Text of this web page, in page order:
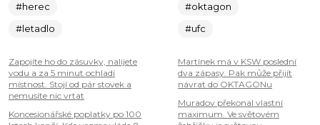
#herec
#letadlo
Zapojíte ho do zásuvky, nalijete
vodu a za 5 minut ochladí
místnost. Stojí od pár stovek a
nemusíte nic vrtat
Koncesionářské poplatky po 100
#oktagon
#ufc
Martínek má v KSW poslední
dva zápasy. Pak může přijít
návrat do OKTAGONu
Muradov překonal vlastní
maximum. Ve světovém